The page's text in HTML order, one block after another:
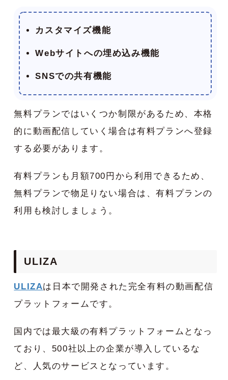
カスタマイズ機能
Webサイトへの埋め込み機能
SNSでの共有機能
無料プランではいくつか制限があるため、本格
的に動画配信していく場合は有料プランへ登録
する必要があります。
有料プランも月額700円から利用できるため、
無料プランで物足りない場合は、有料プランの
利用も検討しましょう。
ULIZA
ULIZAは日本で開発された完全有料の動画配信
プラットフォームです。
国内では最大級の有料プラットフォームとなっ
ており、500社以上の企業が導入しているな
ど、人気のサービスとなっています。